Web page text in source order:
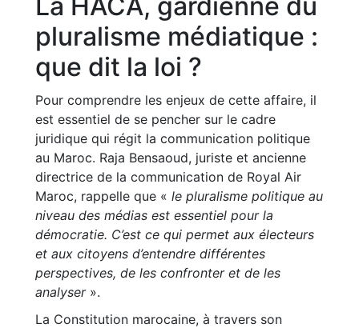
pluralisme médiatique :
que dit la loi ?
Pour comprendre les enjeux de cette affaire, il
est essentiel de se pencher sur le cadre
juridique qui régit la communication politique
au Maroc. Raja Bensaoud, juriste et ancienne
directrice de la communication de Royal Air
Maroc, rappelle que « le pluralisme politique au
niveau des médias est essentiel pour la
démocratie. C’est ce qui permet aux électeurs
et aux citoyens d’entendre différentes
perspectives, de les confronter et de les
analyser ».
La Constitution marocaine, à travers son